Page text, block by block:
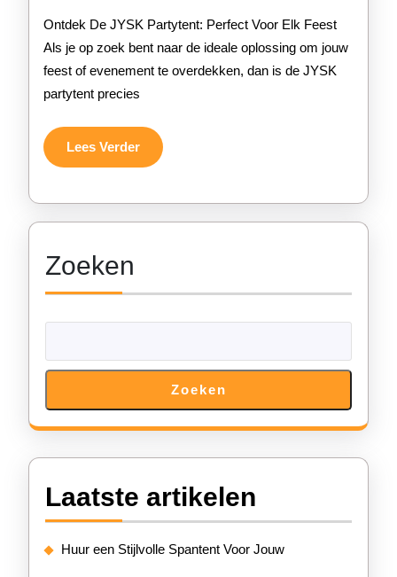
JYSK
partytent
voor
Ontdek De JYSK Partytent: Perfect Voor Elk Feest
Als je op zoek bent naar de ideale oplossing om jouw
feest of evenement te overdekken, dan is de JYSK
partytent precies
Lees VerderLees
Verder
Zoeken
Zoeken
Laatste artikelen
Huur een Stijlvolle Spantent Voor Jouw